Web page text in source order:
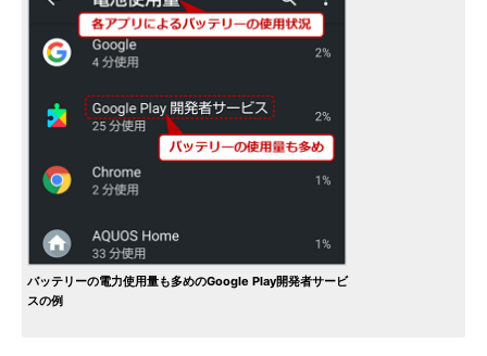
バッテリーの電力使用量も多めのGoogle Play開発者サービ
スの例